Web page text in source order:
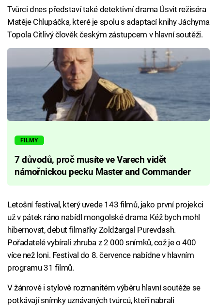
Tvůrci dnes představí také detektivní drama Úsvit režiséra
Matěje Chlupáčka, které je spolu s adaptací knihy Jáchyma
Topola Citlivý člověk českým zástupcem v hlavní soutěži.
FILMY
7 důvodů, proč musíte ve Varech vidět
námořnickou pecku Master and Commander
Letošní festival, který uvede 143 filmů, jako první projekci
už v pátek ráno nabídl mongolské drama Kéž bych mohl
hibernovat, debut filmařky Zoldžargal Purevdash.
Pořadatelé vybírali zhruba z 2 000 snímků, což je o 400
více než loni. Festival do 8. července nabídne v hlavním
programu 31 filmů.
V žánrově i stylově rozmanitém výběru hlavní soutěže se
potkávají snímky uznávaných tvůrců, kteří nabrali